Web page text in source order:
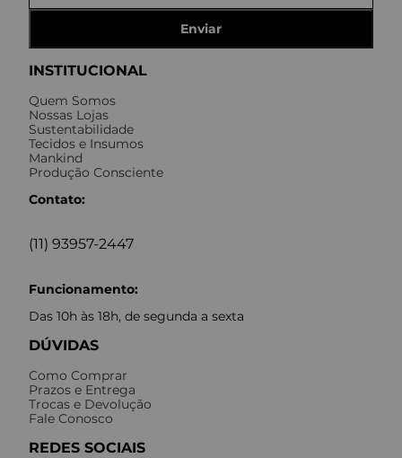
INSTITUCIONAL
Quem Somos
Nossas Lojas
Sustentabilidade
Tecidos e Insumos
Mankind
Produção Consciente
Contato:
(11) 93957-2447
Funcionamento:
Das 10h às 18h, de segunda a sexta
DÚVIDAS
Como Comprar
Prazos e Entrega
Trocas e Devolução
Fale Conosco
REDES SOCIAIS
Enviar